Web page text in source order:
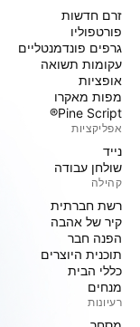
זרם חדשות
פורטפוליו
גרפים פונדמנטליים
עקומות תשואה
אופציות
מפות מאקרו
Pine Script®
אפליקציות
נייד
שולחן עבודה
קהילה
רשת חברתית
קיר של אהבה
הפנה חבר
תוכנית היוצרים
כללי הבית
מנחים
רעיונות